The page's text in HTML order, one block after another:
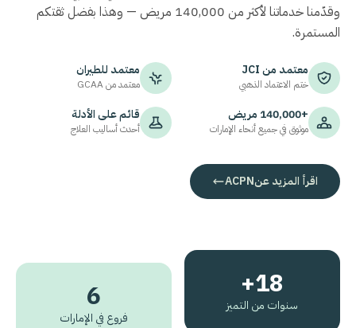
وقدّمنا خدماتنا لأكثر من 140,000 مريض — وهذا بفضل ثقتكم
المستمرة.
معتمد منJCI
ختم الاعتماد الذهبي
معتمد للطيران
معتمد منGCAA
+140,000 مريض
موثوق في جميع أنحاء الإمارات
قائم على الأدلة
أحدث أساليب العلاج
اقرأ المزيد عنACPN
18+
سنوات من التميز 6
فروع في الإمارات